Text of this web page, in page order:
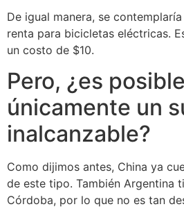
De igual manera, se
renta para bicicletas eléctricas.
un costo de $10.
Pero, ¿es
únicamente un
inalcanzable?
Como dijimos antes, China ya
de este tipo. También Argentina
Córdoba, por lo que no es tan